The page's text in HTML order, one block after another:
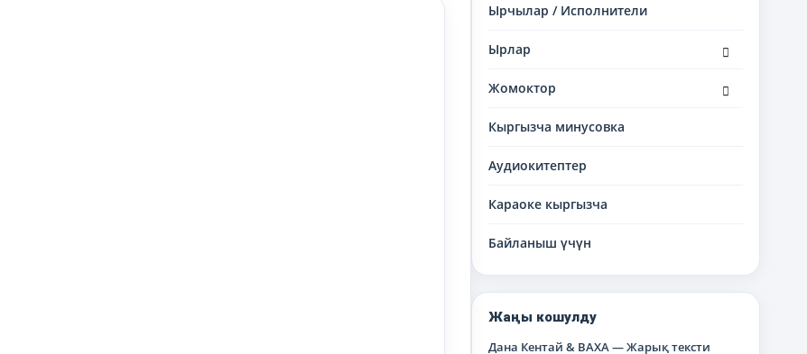
Ырчылар / Исполнители
Ырлар
дочернее
Жомоктор
дочернее
Кыргызча минусовка
Аудиокитептер
Караоке кыргызча
Байланыш үчүн
Жаңы кошулду
Дана Кентай & BAXA — Жарық тексти